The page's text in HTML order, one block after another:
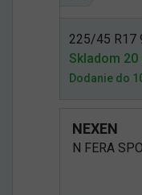
225/45 R17
Skladom 20
Dodanie do
NEXEN
N FERA